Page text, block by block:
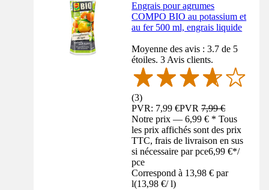
Engrais pour agrumes
COMPO BIO au potassium et
au fer 500 ml, engrais liquide
Moyenne des avis : 3.7 de 5
étoiles. 3 Avis clients.
(3)
PVR: 7,99 €PVR7,99 €
Notre prix — 6,99 € * Tous
les prix affichés sont des prix
TTC, frais de livraison en sus
si nécessaire par pce6,99 €*/
pce
Correspond à 13,98 € par
l(13,98 €/ l)